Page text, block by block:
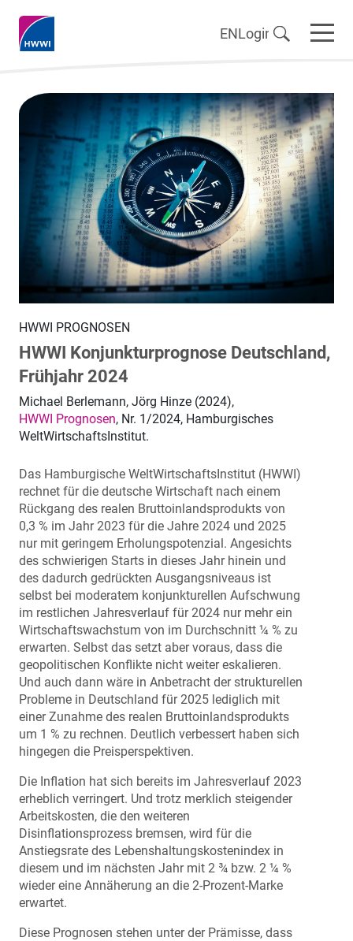
ENLogin
HWWI PROGNOSEN
HWWI Konjunkturprognose Deutschland,
Frühjahr 2024
Michael Berlemann, Jörg Hinze (2024),
HWWI Prognosen, Nr. 1/2024, Hamburgisches
WeltWirtschaftsInstitut.
Das Hamburgische WeltWirtschaftsInstitut (HWWI)
rechnet für die deutsche Wirtschaft nach einem
Rückgang des realen Bruttoinlandsprodukts von
0,3 % im Jahr 2023 für die Jahre 2024 und 2025
nur mit geringem Erholungspotenzial. Angesichts
des schwierigen Starts in dieses Jahr hinein und
des dadurch gedrückten Ausgangsniveaus ist
selbst bei moderatem konjunkturellen Aufschwung
im restlichen Jahresverlauf für 2024 nur mehr ein
Wirtschaftswachstum von im Durchschnitt ¼ % zu
erwarten. Selbst das setzt aber voraus, dass die
geopolitischen Konflikte nicht weiter eskalieren.
Und auch dann wäre in Anbetracht der strukturellen
Probleme in Deutschland für 2025 lediglich mit
einer Zunahme des realen Bruttoinlandsprodukts
um 1 % zu rechnen. Deutlich verbessert haben sich
hingegen die Preisperspektiven.
Die Inflation hat sich bereits im Jahresverlauf 2023
erheblich verringert. Und trotz merklich steigender
Arbeitskosten, die den weiteren
Disinflationsprozess bremsen, wird für die
Anstiegsrate des Lebenshaltungskostenindex in
diesem und im nächsten Jahr mit 2 ¾ bzw. 2 ¼ %
wieder eine Annäherung an die 2-Prozent-Marke
erwartet.
Diese Prognosen stehen unter der Prämisse, dass